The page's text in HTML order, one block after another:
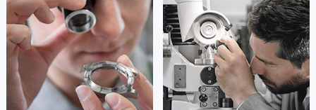
资深萧邦技师
是萧邦售后服务中心
(萧邦保养中心)
的高级技师之一
Tianjin Chopard Maintain center
 天津萧邦维修
资深萧邦技师
是萧邦售后服务中心
(萧邦保养中心)
的高级技师之一
Nanjing Chopard Maintain center
 上海萧邦保养